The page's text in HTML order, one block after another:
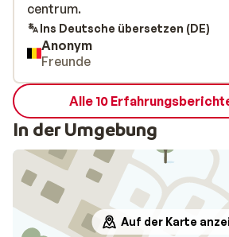
centrum.
centrum.
Ins Deutsche übersetzen (DE)
Anonym
Freunde
Alle 10
In der Umgebung
Auf der Karte